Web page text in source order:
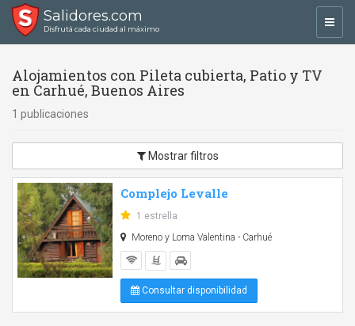
Salidores.com
Disfrutá cada ciudad al máximo
Alojamientos con Pileta cubierta, Patio y TV
en Carhué, Buenos Aires
1 publicaciones
Mostrar filtros
Complejo Levalle
1 estrella
Moreno y Loma Valentina - Carhué
Consultar disponibilidad